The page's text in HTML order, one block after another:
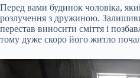
Перед вами будинок чоловіка,
розлучення з дружиною.
перестав виносити сміття і
тому дуже скоро його житло